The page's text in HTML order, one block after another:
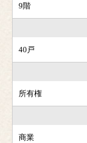
9階
40戸
所有権
商業